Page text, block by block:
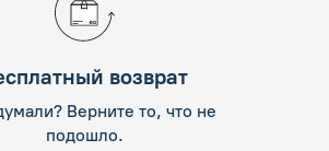
возврат
Верните то, что не
подошло.